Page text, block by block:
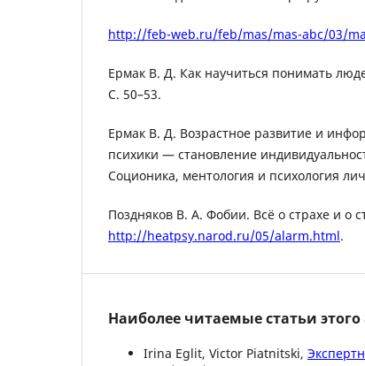
http://feb-web.ru/feb/mas/mas-abc/03/
Ермак В. Д. Как научиться понимать
С. 50–53.
Ермак В. Д. Возрастное развитие и
психики — становление
Соционика, ментология и психология
Поздняков В. А. Фобии. Всё о страхе и о
http://heatpsy.narod.ru/05/alarm.html.
Наиболее читаемые статьи этого
Irina Eglit, Victor Piatnitski,